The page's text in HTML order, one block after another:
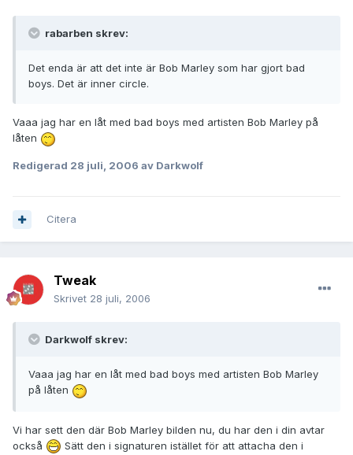
rabarben skrev:
Det enda är att det inte är Bob Marley som har gjort bad
boys. Det är inner circle.
Vaaa jag har en låt med bad boys med artisten Bob Marley på
låten
Redigerad 28 juli, 2006 av Darkwolf
Citera
Tweak
Skrivet 28 juli, 2006
Darkwolf skrev:
Vaaa jag har en låt med bad boys med artisten Bob Marley
på låten
Vi har sett den där Bob Marley bilden nu, du har den i din avtar
också
Sätt den i signaturen istället för att attacha den i